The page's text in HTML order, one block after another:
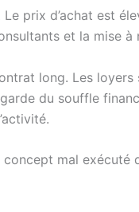
prix d’achat est
et la mise
long. Les
du souffle
mal exécuté